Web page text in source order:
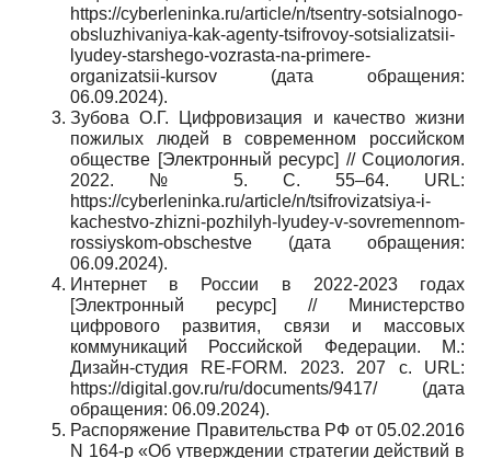
https://cyberleninka.ru/article/n/tsentry-sotsialnogo-
obsluzhivaniya-kak-agenty-tsifrovoy-sotsializatsii-
lyudey-starshego-vozrasta-na-primere-
organizatsii-kursov (дата обращения:
06.09.2024).
Зубова О.Г. Цифровизация и качество жизни
пожилых людей в современном российском
обществе [Электронный ресурс] // Социология.
2022. № 5. С. 55–64. URL:
https://cyberleninka.ru/article/n/tsifrovizatsiya-i-
kachestvo-zhizni-pozhilyh- lyudey-v-sovremennom-
rossiyskom-obschestve (дата обращения:
06.09.2024).
Интернет в России в 2022-2023 годах
[Электронный ресурс] // Министерство
цифрового развития, связи и массовых
коммуникаций Российской Федерации. М.:
Дизайн-студия RE-FORM. 2023. 207 с. URL:
https://digital.gov.ru/ru/documents/9417/ (дата
обращения: 06.09.2024).
Распоряжение Правительства РФ от 05.02.2016
N 164-р «Об утверждении стратегии действий в